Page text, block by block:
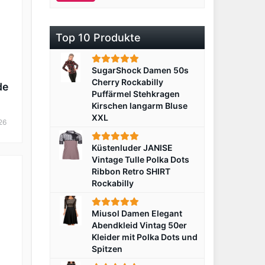
Top 10 Produkte
SugarShock Damen 50s
Cherry Rockabilly
Puffärmel Stehkragen
Kirschen langarm Bluse
XXL
Küstenluder JANISE
Vintage Tulle Polka Dots
Ribbon Retro SHIRT
Rockabilly
Miusol Damen Elegant
Abendkleid Vintag 50er
Kleider mit Polka Dots und
Spitzen